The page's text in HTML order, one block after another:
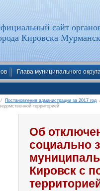
сайт
Кировска
Глава муниципального
/ Постановления администрации за 2017 год
территорией
Об
социально
Кировск с